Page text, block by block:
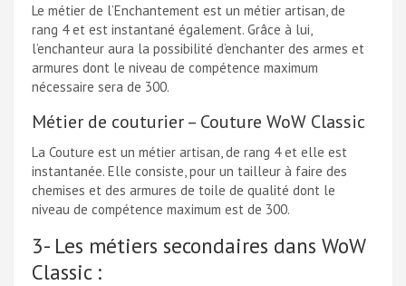
Le métier de l’Enchantement est un métier artisan, de
rang 4 et est instantané également. Grâce à lui,
l’enchanteur aura la possibilité d’enchanter des armes et
armures dont le niveau de compétence maximum
nécessaire sera de 300.
Métier de couturier – Couture WoW Classic
La Couture est un métier artisan, de rang 4 et elle est
instantanée. Elle consiste, pour un tailleur à faire des
chemises et des armures de toile de qualité dont le
niveau de compétence maximum est de 300.
3- Les métiers secondaires dans WoW
Classic :